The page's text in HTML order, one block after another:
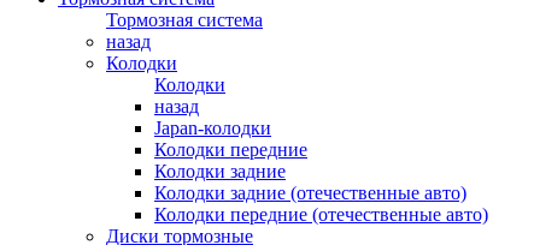
Тормозная система
назад
Колодки
Колодки
назад
Japan-колодки
Колодки передние
Колодки задние
Колодки задние (отечественные авто)
Колодки передние (отечественные авто)
Диски тормозные